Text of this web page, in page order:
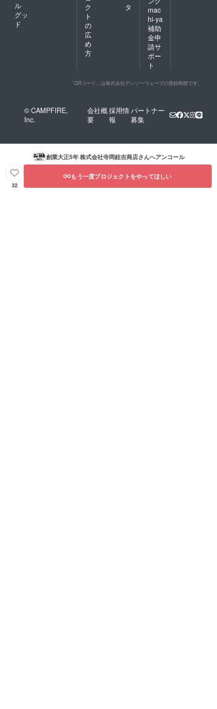
ル
グッ
ド
ク
ト
の
広
め
方
タ
mac
hi-ya
補助
金申
請サ
ポー
ト
「QRコード」は株式会社デンソーウェーブの登録商標です。
© CAMPFIRE,
Inc.
会社概
要
採用情
報
パートナー
募集
創業大正5年 株式会社寺岡銈吉商店さんへアンコール
32
もう一度プロジェクトをやってほしい